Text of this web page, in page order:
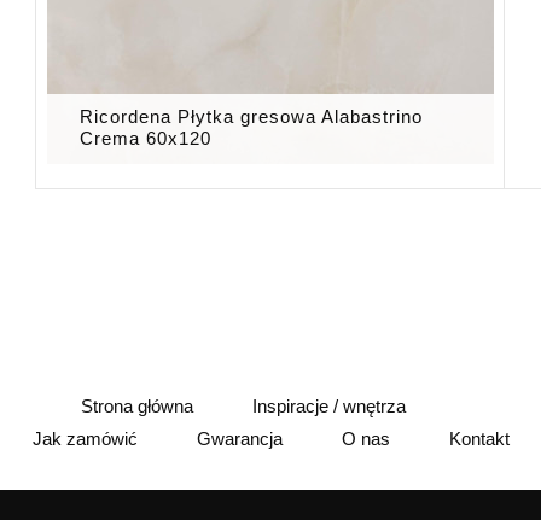
Ricordena Płytka gresowa Alabastrino
Crema 60x120
Strona główna
Inspiracje / wnętrza
Jak zamówić
Gwarancja O nas Kontakt